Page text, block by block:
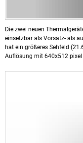
Die zwei neuen
einsetzbar als Vorsatz- als
hat ein größeres Sehfeld
Auflösung mit 640x512